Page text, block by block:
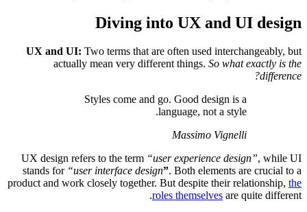
Diving into UX and UI design
UX and UI: Two terms that are often used interchangeably, but
actually mean very different things. So what exactly is the
difference?
Styles come and go. Good design is a
language, not a style.
Massimo Vignelli
UX design refers to the term “user experience design”, while UI
stands for “user interface design”. Both elements are crucial to a
product and work closely together. But despite their relationship, the
roles themselves are quite different.